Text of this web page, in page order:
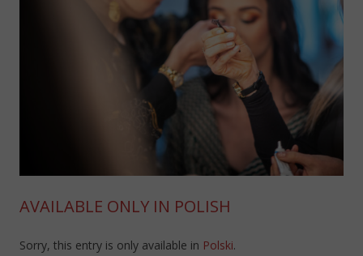
AVAILABLE ONLY IN POLISH
Sorry, this entry is only available in Polski.